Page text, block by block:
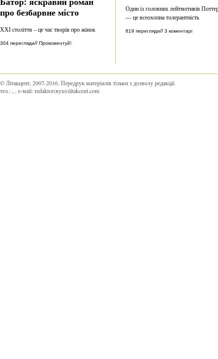
про безбарвне місто
ХХІ століття – це час творів про жінок
304 перегляди// Прокоментуй!
Один із головних лейтмотивів
— це всеохопна толерантність
819 перегляди// 3 коментарі
© Літакцент, 2007-2016. Передрук матеріалів тільки з дозволу редакції.
тел.:
, е-маіl:redaktor(вухо)litakcent.com